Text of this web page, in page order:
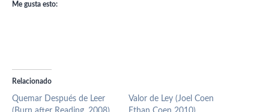
Me gusta esto:
Relacionado
Quemar Después de Leer
Valor de Ley (Joel Coen